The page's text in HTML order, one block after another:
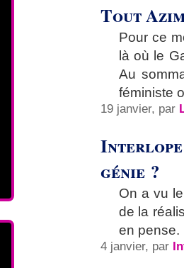
Tout
Pour ce
là où le
Au
féministe
19 janvier, par
Interlope
génie ?
On a vu
de la
en pense.
4 janvier, par